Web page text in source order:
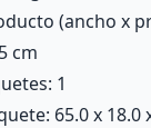
(ancho x
cm
1
65.0 x 18.0